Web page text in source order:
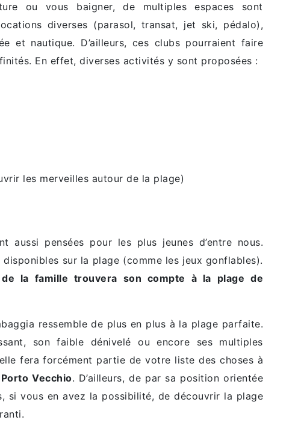
ou vous baigner, de multiples espaces sont
diverses (parasol, transat, jet ski, pédalo),
et nautique. D’ailleurs, ces clubs pourraient faire
En effet, diverses activités y sont proposées :
les merveilles autour de la plage)
aussi pensées pour les plus jeunes d’entre nous.
sur la plage (comme les jeux gonflables).
de la famille trouvera son compte à la plage de
ressemble de plus en plus à la plage parfaite.
son faible dénivelé ou encore ses multiples
fera forcément partie de votre liste des choses à
Vecchio. D’ailleurs, de par sa position orientée
si vous en avez la possibilité, de découvrir la plage